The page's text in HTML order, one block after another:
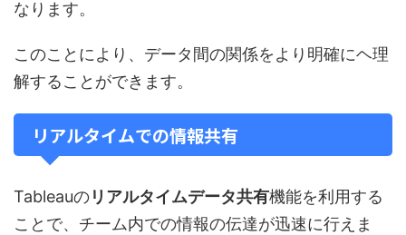
なります。
このことにより、データ間の関係をより明確にヘ理
解することができます。
リアルタイムでの情報共有
Tableauのリアルタイムデータ共有機能を利用する
ことで、チーム内での情報の伝達が迅速に行えま